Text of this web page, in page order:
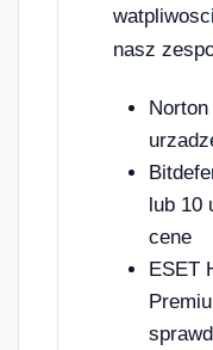
nasz
lub
cene
ESET